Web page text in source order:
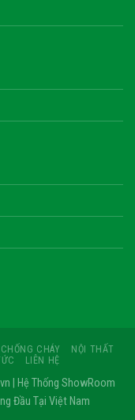
CHÁY
NỘI THẤT
LIÊN HỆ
| Hệ Thống ShowRoom
Đầu Tại Việt Nam